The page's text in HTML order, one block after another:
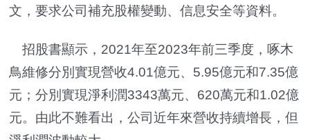
文，要求公司補充股權變動、信息安全等資料。
招股書顯示，2021年至2023年前三季度，啄木
鳥維修分別實現營收4.01億元、5.95億元和7.35億
元；分別實現淨利潤3343萬元、620萬元和1.02億
元。由此不難看出，公司近年來營收持續增長，但